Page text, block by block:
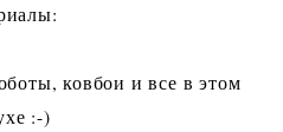
ковбои и все в этом
:-)